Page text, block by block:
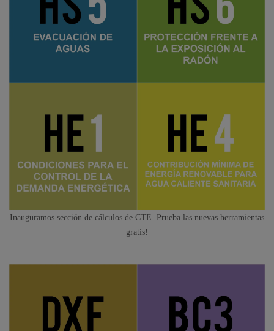
Inauguramos sección de cálculos de CTE. Prueba las nuevas herramientas
gratis!